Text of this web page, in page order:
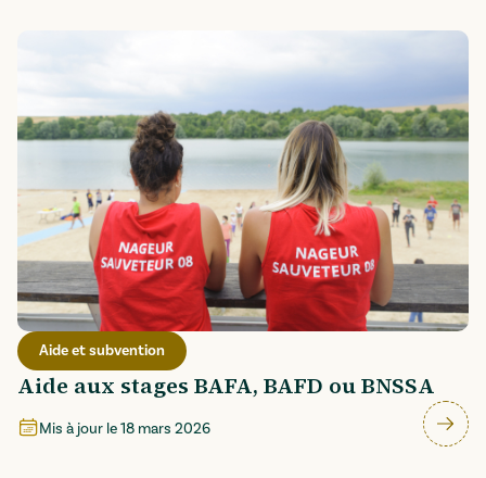
Aide et subvention
Aide aux stages BAFA, BAFD ou BNSSA
Mis à jour le18 mars 2026